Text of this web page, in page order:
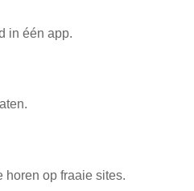
in één app.
horen op fraaie sites.